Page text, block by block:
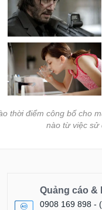
thời điểm công bố cho
nào từ việc sử
Quảng cáo &
0908 169 898 -